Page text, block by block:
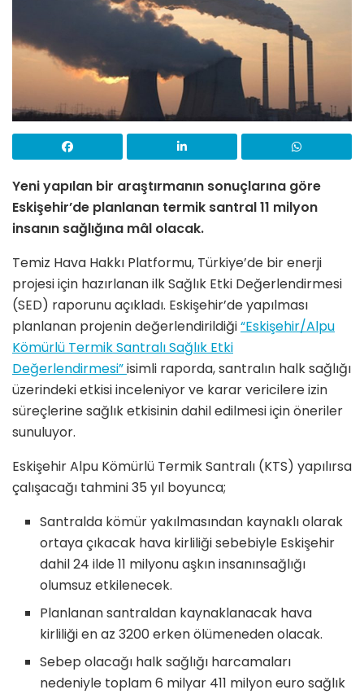
Yeni yapılan bir araştırmanın sonuçlarına göre
Eskişehir’de planlanan termik santral 11 milyon
insanın sağlığına mâl olacak.
Temiz Hava Hakkı Platformu, Türkiye’de bir enerji
projesi için hazırlananilk Sağlık Etki Değerlendirmesi
(SED) raporunu açıkladı. Eskişehir’de yapılması
planlanan projenin değerlendirildiği“Eskişehir/Alpu
Kömürlü Termik Santralı Sağlık Etki
Değerlendirmesi”isimli raporda, santralın halk sağlığı
üzerindeki etkisi inceleniyor ve karar vericilere izin
süreçlerine sağlık etkisinin dahil edilmesi için öneriler
sunuluyor.
Eskişehir Alpu Kömürlü Termik Santralı (KTS) yapılırsa
çalışacağı tahmini 35 yıl boyunca;
Santralda kömür yakılmasından kaynaklı olarak
ortaya çıkacak hava kirliliği sebebiyle Eskişehir
dahil 24 ilde 11 milyonu aşkın insanınsağlığı
olumsuz etkilenecek.
Planlanan santraldan kaynaklanacak hava
kirliliği en az 3200 erken ölümeneden olacak.
Sebep olacağı halk sağlığı harcamaları
nedeniyle toplam 6 milyar 411 milyon euro sağlık